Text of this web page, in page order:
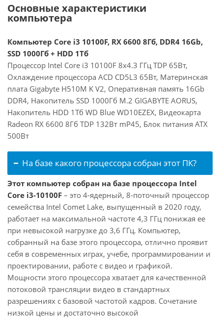
Основные характеристики
компьютера
Компьютер Core i3 10100F, RX 6600 8Гб, DDR4 16Gb,
SSD 1000Гб + HDD 1Тб
Процессор Intel Core i3 10100F 8x4.3 ГГц TDP 65Вт,
Охлаждение процессора ACD CD5L3 65Вт, Материнская
плата Gigabyte H510M K V2, Оперативная память 16Gb
DDR4, Накопитель SSD 1000Гб M.2 GIGABYTE AORUS,
Накопитель HDD 1Тб WD Blue WD10EZEX, Видеокарта
Radeon RX 6600 8Гб TDP 132Вт mP45, Блок питания ATX
500Вт
На базе какого процессора собран этот ПК?
Этот компьютер собран на базе процессора Intel
Core i3-10100F – это 4-ядерный, 8-поточный процессор
семейства Intel Comet Lake, выпущенный в 2020 году,
работает на максимальной частоте 4,3 ГГц понижая ее
при невысокой нагрузке до 3,6 ГГц. Компьютер,
собранный на базе этого процессора, отлично проявит
себя в современных играх, учебе, программировании и
проектировании, работе с видео и графикой.
Мощности этого процессора хватает для качественной
потоковой трансляции видео в стандартных
разрешениях с базовой частотой кадров. Сочетание
низкой цены и достаточно высокой